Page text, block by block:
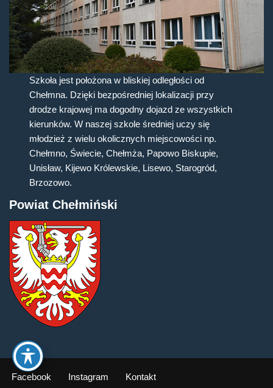
Szkoła jest położona w bliskiej odległości od
Chełmna. Dzięki bezpośredniej lokalizacji przy
drodze krajowej ma dogodny dojazd ze wszystkich
kierunków. W naszej szkole średniej uczy się
młodzież z wielu okolicznych miejscowości np.
Chełmno, Świecie, Chełmża, Papowo Biskupie,
Unisław, Kijewo Królewskie, Lisewo, Starogród,
Brzozowo.
Powiat Chełmiński
Facebook Instagram Kontakt